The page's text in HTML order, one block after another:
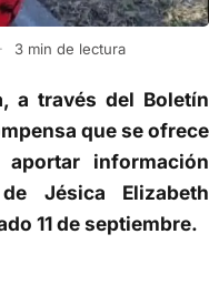
3 min de lectura
a través del Boletín
que se ofrece
información
Jésica Elizabeth
11 de septiembre.